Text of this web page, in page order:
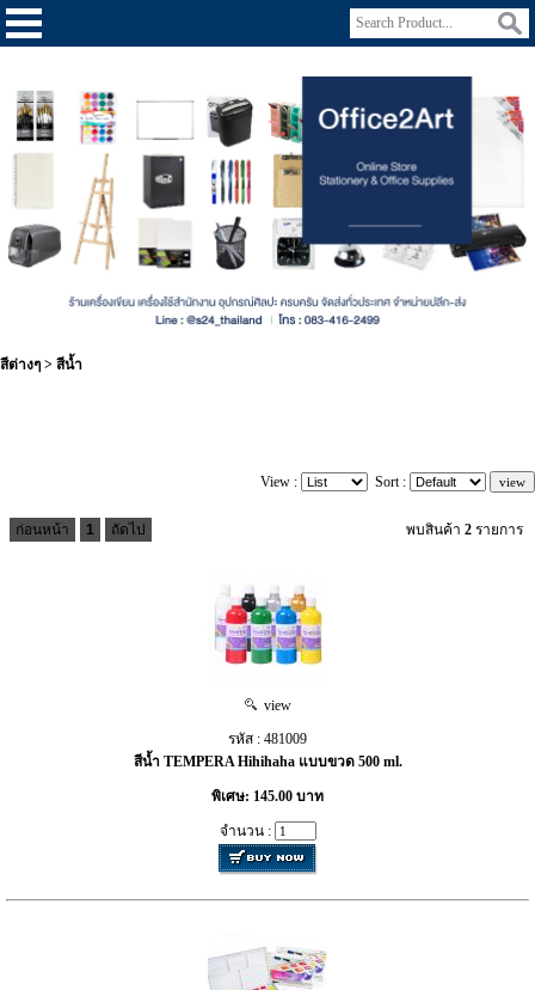
สีต่างๆ > สีน้ำ
View : Sort :
ก่อนหน้า 1 ถัดไป พบสินค้า 2 รายการ
view
รหัส : 481009
สีน้ำ TEMPERA Hihihaha แบบขวด 500 ml.
พิเศษ: 145.00 บาท
จำนวน :